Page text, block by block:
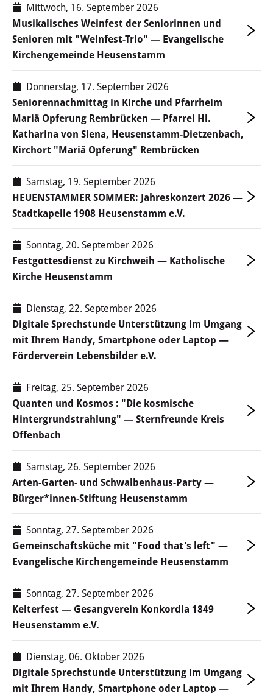
Mittwoch, 16. September 2026
Musikalisches Weinfest der Seniorinnen und
Senioren mit "Weinfest-Trio" — Evangelische
Kirchengemeinde Heusenstamm
Donnerstag, 17. September 2026
Seniorennachmittag in Kirche und Pfarrheim
Mariä Opferung Rembrücken — Pfarrei Hl.
Katharina von Siena, Heusenstamm-Dietzenbach,
Kirchort "Mariä Opferung" Rembrücken
Samstag, 19. September 2026
HEUENSTAMMER SOMMER: Jahreskonzert 2026 —
Stadtkapelle 1908 Heusenstamm e.V.
Sonntag, 20. September 2026
Festgottesdienst zu Kirchweih — Katholische
Kirche Heusenstamm
Dienstag, 22. September 2026
Digitale Sprechstunde Unterstützung im Umgang
mit Ihrem Handy, Smartphone oder Laptop —
Förderverein Lebensbilder e.V.
Freitag, 25. September 2026
Quanten und Kosmos : "Die kosmische
Hintergrundstrahlung" — Sternfreunde Kreis
Offenbach
Samstag, 26. September 2026
Arten-Garten- und Schwalbenhaus-Party —
Bürger*innen-Stiftung Heusenstamm
Sonntag, 27. September 2026
Gemeinschaftsküche mit "Food that's left" —
Evangelische Kirchengemeinde Heusenstamm
Sonntag, 27. September 2026
Kelterfest — Gesangverein Konkordia 1849
Heusenstamm e.V.
Dienstag, 06. Oktober 2026
Digitale Sprechstunde Unterstützung im Umgang
mit Ihrem Handy, Smartphone oder Laptop —
Termine der Vereine
WIRTSCHAFT
Standort
Flächen- und Immobiliensuche
Gewerbegebiete
Daten & Fakten
Gewerbe & Handel
Unternehmen A-Z
Branchen A-Z
Gewerbevereine &
Werbegemeinschaften
Märkte
Direkterzeuger
Themen
Fach- & Arbeitskräfte
Existenzgründung
Fördermittel
Wirtschaftsförderung
Service
Aktuelle Projekte & Partner